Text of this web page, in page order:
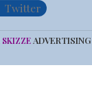
Twitter
SKIZZEADVERTISING